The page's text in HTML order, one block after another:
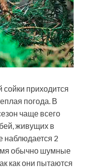
сойки приходится
погода. В
чаще всего
живущих в
наблюдается 2
обычно шумные
как они пытаются